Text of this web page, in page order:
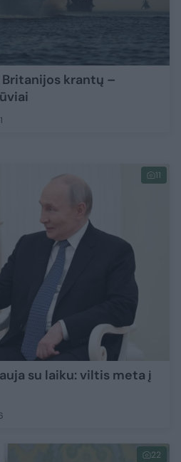
krantų –
11
su laiku: viltis meta į
22